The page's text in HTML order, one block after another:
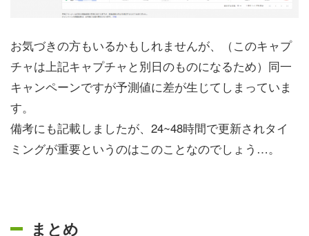
お気づきの方もいるかもしれませんが、（このキャプ
チャは上記キャプチャと別日のものになるため）同一
キャンペーンですが予測値に差が生じてしまっていま
す。
備考にも記載しましたが、24~48時間で更新されタイ
ミングが重要というのはこのことなのでしょう…。
まとめ